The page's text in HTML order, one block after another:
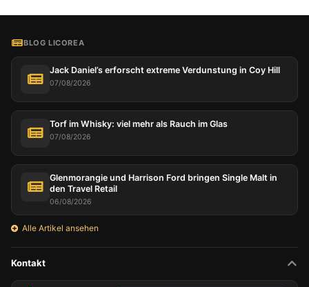
BLOG LICOREA
Jack Daniel’s erforscht extreme Verdunstung in Coy Hill
07/08/2026
Torf im Whisky: viel mehr als Rauch im Glas
07/08/2026
Glenmorangie und Harrison Ford bringen Single Malt in
den Travel Retail
06/08/2026
Alle Artikel ansehen
Kontakt